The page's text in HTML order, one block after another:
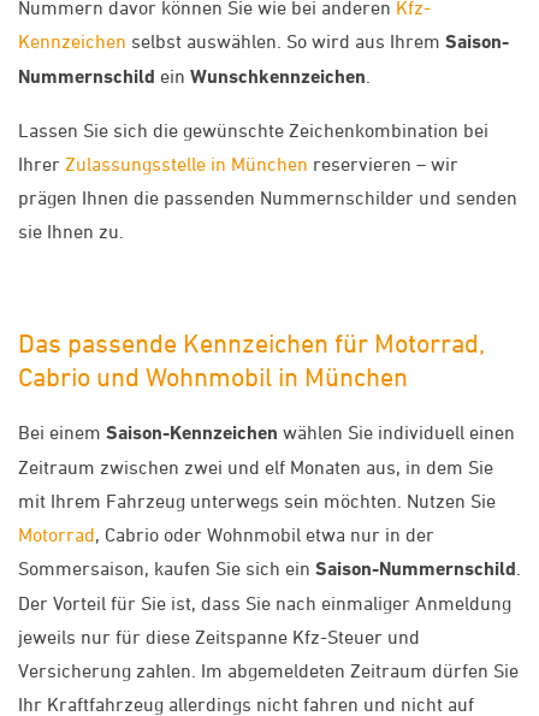
Nummern davor können Sie wie bei anderen Kfz-
Kennzeichen selbst auswählen. So wird aus Ihrem Saison-
Nummernschild ein Wunschkennzeichen
Lassen Sie sich die gewünschte Zeichenkombination bei
Ihrer Zulassungsstelle in München reservieren – wir
prägen Ihnen die passenden Nummernschilder und senden
sie Ihnen zu.
Das passende Kennzeichen für Motorrad,
Cabrio und Wohnmobil in München
Bei einem Saison-Kennzeichen wählen Sie individuell einen
Zeitraum zwischen zwei und elf Monaten aus, in dem Sie
mit Ihrem Fahrzeug unterwegs sein möchten. Nutzen Sie
Motorrad, Cabrio oder Wohnmobil etwa nur in der
Sommersaison, kaufen Sie sich ein Saison-Nummernschild
Der Vorteil für Sie ist, dass Sie nach einmaliger Anmeldung
jeweils nur für diese Zeitspanne Kfz-Steuer und
Versicherung zahlen. Im abgemeldeten Zeitraum dürfen Sie
Ihr Kraftfahrzeug allerdings nicht fahren und nicht auf